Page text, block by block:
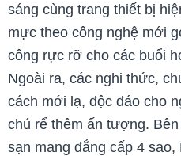
sáng cùng trang thiết bị
mực theo công nghệ mới
công rực rỡ cho các buổi
Ngoài ra, các nghi thức,
cách mới lạ, độc đáo cho
chú rể thêm ấn tượng.
sạn mang đẳng cấp 4